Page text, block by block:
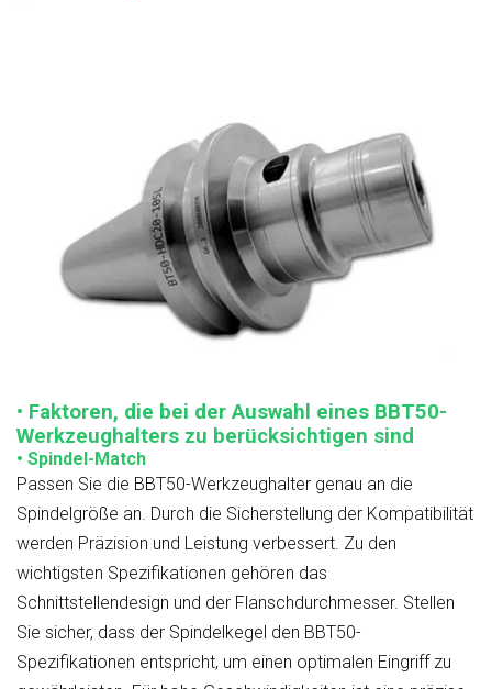
• Faktoren, die bei der Auswahl eines BBT50-
Werkzeughalters zu berücksichtigen sind
• Spindel-Match
Passen Sie die BBT50-Werkzeughalter genau an die
Spindelgröße an. Durch die Sicherstellung der Kompatibilität
werden Präzision und Leistung verbessert. Zu den
wichtigsten Spezifikationen gehören das
Schnittstellendesign und der Flanschdurchmesser. Stellen
Sie sicher, dass der Spindelkegel den BBT50-
Spezifikationen entspricht, um einen optimalen Eingriff zu